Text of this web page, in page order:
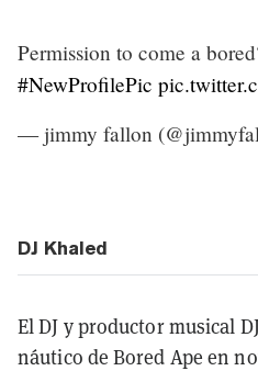
Permission to come a
#NewProfilePic
— jimmy fallon
DJ Khaled
El DJ y productor musical
náutico de Bored Ape en